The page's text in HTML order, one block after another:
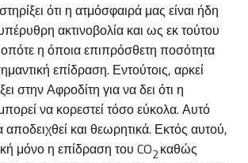
ότι η ατμόσφαιρά μας είναι ήδη
ακτινοβολία και ως εκ τούτου
οπότε η όποια επιπρόσθετη ποσότητα
επίδραση. Εντούτοις, αρκεί
στην Αφροδίτη για να δει ότι η
να κορεστεί τόσο εύκολα. Αυτό
και θεωρητικά. Εκτός αυτού,
μόνο η επίδραση του CO2καθώς